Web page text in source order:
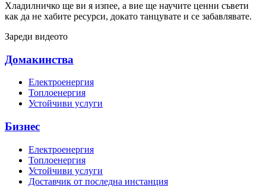
Хладилничко ще ви я изпее, а вие ще научите ценни съвети
как да не хабите ресурси, докато танцувате и се забавлявате.
Зареди видеото
Домакинства
Електроенергия
Топлоенергия
Устойчиви услуги
Бизнес
Електроенергия
Топлоенергия
Устойчиви услуги
Доставчик от последна инстанция